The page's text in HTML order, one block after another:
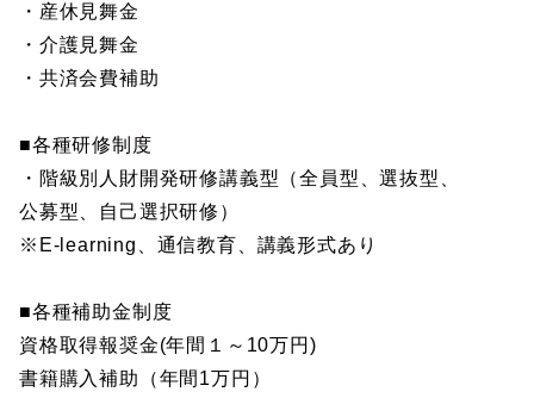
・産休見舞金
・介護見舞金
・共済会費補助
■各種研修制度
・階級別人財開発研修講義型（全員型、選抜型、
公募型、自己選択研修）
※E-learning、通信教育、講義形式あり
■各種補助金制度
資格取得報奨金(年間１～10万円)
書籍購入補助（年間1万円）